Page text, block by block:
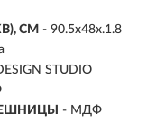
СМ - 90.5х48х.1.8
STUDIO
- МДФ